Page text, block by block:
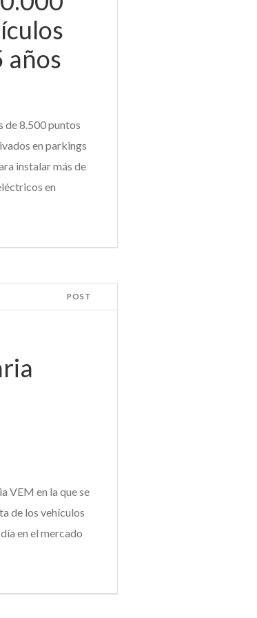
años
de 8.500 puntos
en parkings
instalar más de
en
POST
VEM en la que se
de los vehículos
en el mercado